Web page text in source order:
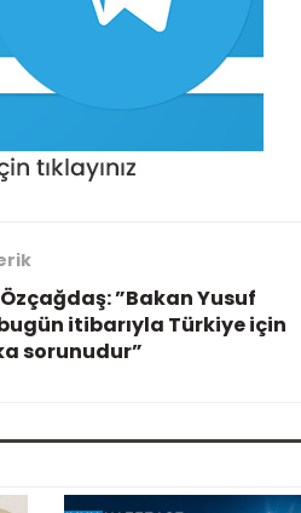
Özçağdaş: ”Bakan Yusuf
itibarıyla Türkiye için
sorunudur”